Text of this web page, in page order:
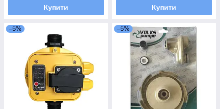
Купити Купити
–5% –5%